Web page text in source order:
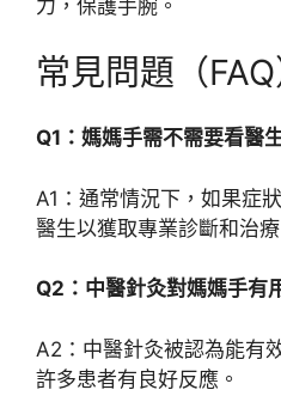
力，保護手腕。
常見問題（FAQ
Q1：媽媽手需不需要看醫
A1：通常情況下，如果症
醫生以獲取專業診斷和治療
Q2：中醫針灸對媽媽手有
A2：中醫針灸被認為能有
許多患者有良好反應。